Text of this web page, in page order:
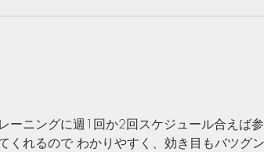
ーニングに週1回か2回スケジュール合えば
くれるので わかりやすく、効き目もバツグ